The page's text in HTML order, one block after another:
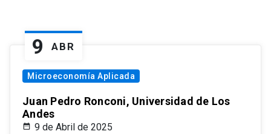
9 ABR
Microeconomía Aplicada
Juan Pedro Ronconi, Universidad de Los
Andes
9 de Abril de 2025